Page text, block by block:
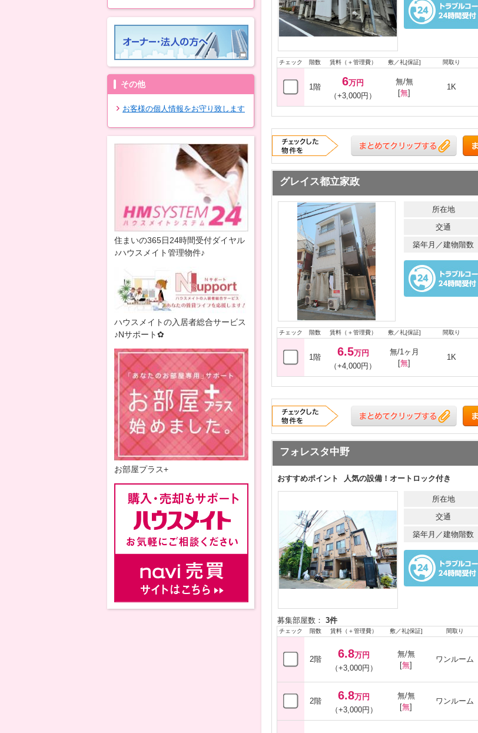
チェック 階数 賃料（＋管理費） 敷／礼[保証] 間取り
1階 6万円
（+3,000円）
無/無
[無]
1K
グレイス都立家政
所在地
交通
築年月／建物階数
チェック 階数 賃料（＋管理費） 敷／礼[保証] 間取り
1階 6.5万円
（+4,000円）
無/1ヶ月
[無]
1K
フォレスタ中野
おすすめポイント 人気の設備！オートロック付き
所在地
交通
築年月／建物階数
募集部屋数： 3件
チェック 階数 賃料（＋管理費） 敷／礼[保証] 間取り
2階 6.8万円
（+3,000円）
無/無
[無]
ワンルーム
2階 6.8万円
（+3,000円）
無/無
[無]
ワンルーム
その他
お客様の個人情報をお守り致します
住まいの365日24時間受付ダイヤル
♪ハウスメイト管理物件♪
ハウスメイトの入居者総合サービス
♪Nサポート✿
お部屋プラス+